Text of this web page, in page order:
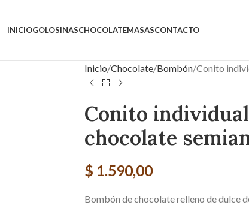
INICIOGOLOSINASCHOCOLATEMASASCONTACTO
Inicio Chocolate Bombón Conito
Conito
chocolate
$ 1.590,00
Bombón de chocolate relleno de dulce